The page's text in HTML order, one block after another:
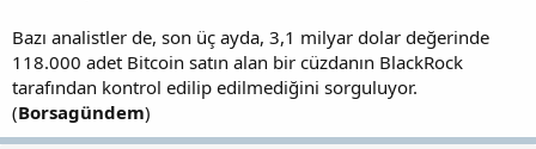
Bazı analistler de, son üç ayda, 3,1 milyar dolar değerinde
118.000 adet Bitcoin satın alan bir cüzdanın BlackRock
tarafından kontrol edilip edilmediğini sorguluyor.
(Borsagündem)